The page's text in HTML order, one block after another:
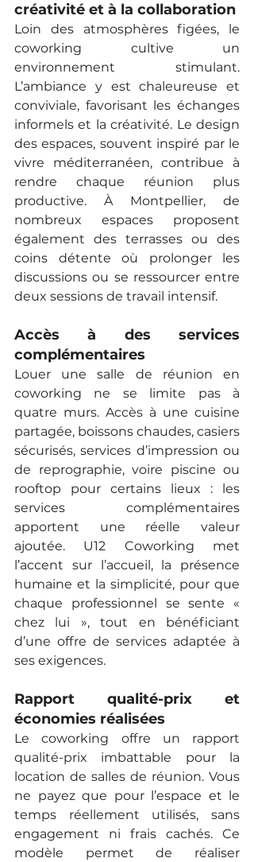
créativité et à la collaboration
Loin des atmosphères figées, le
coworking cultive un
environnement stimulant.
L’ambiance y est chaleureuse et
conviviale, favorisant les échanges
informels et la créativité. Le design
des espaces, souvent inspiré par le
vivre méditerranéen, contribue à
rendre chaque réunion plus
productive. À Montpellier, de
nombreux espaces proposent
également des terrasses ou des
coins détente où prolonger les
discussions ou se ressourcer entre
deux sessions de travail intensif.
Accès à des services
complémentaires
Louer une salle de réunion en
coworking ne se limite pas à
quatre murs. Accès à une cuisine
partagée, boissons chaudes, casiers
sécurisés, services d’impression ou
de reprographie, voire piscine ou
rooftop pour certains lieux : les
services complémentaires
apportent une réelle valeur
ajoutée. U12 Coworking met
l’accent sur l’accueil, la présence
humaine et la simplicité, pour que
chaque professionnel se sente «
chez lui », tout en bénéficiant
d’une offre de services adaptée à
ses exigences.
Rapport qualité-prix et
économies réalisées
Le coworking offre un rapport
qualité-prix imbattable pour la
location de salles de réunion. Vous
ne payez que pour l’espace et le
temps réellement utilisés, sans
engagement ni frais cachés. Ce
modèle permet de réaliser